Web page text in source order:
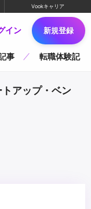
Vookキャリア
イン 新規登録
事 転職体験記
アップ・ベン